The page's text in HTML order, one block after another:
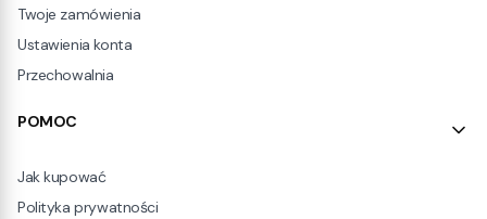
Twoje zamówienia
Ustawienia konta
Przechowalnia
POMOC
Jak kupować
Polityka prywatności